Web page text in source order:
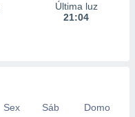
Última luz
21:04
Sex Sáb
Domo